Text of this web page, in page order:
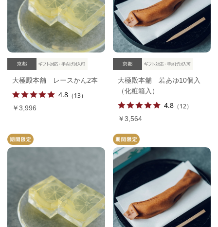
大極殿本舗 レースかん2本
4.8 （13）
￥3,996
大極殿本舗 若あゆ10個入
（化粧箱入）
4.8 （12）
￥3,564